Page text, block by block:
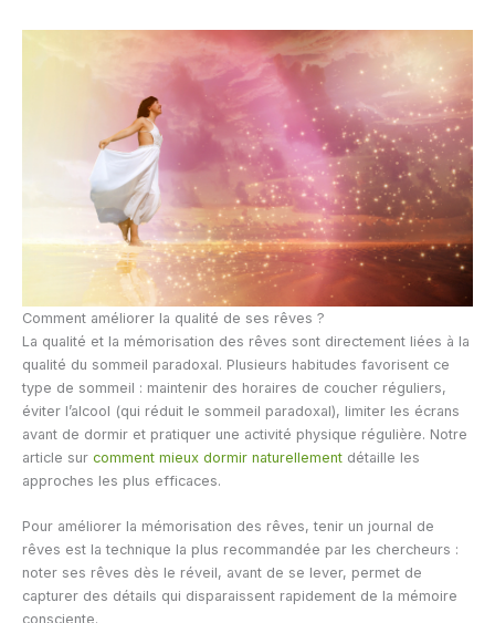
Comment améliorer la qualité de ses rêves ?
La qualité et la mémorisation des rêves sont directement liées à la
qualité du sommeil paradoxal. Plusieurs habitudes favorisent ce
type de sommeil : maintenir des horaires de coucher réguliers,
éviter l’alcool (qui réduit le sommeil paradoxal), limiter les écrans
avant de dormir et pratiquer une activité physique régulière. Notre
article sur comment mieux dormir naturellement détaille les
approches les plus efficaces.
Pour améliorer la mémorisation des rêves, tenir un journal de
rêves est la technique la plus recommandée par les chercheurs :
noter ses rêves dès le réveil, avant de se lever, permet de
capturer des détails qui disparaissent rapidement de la mémoire
consciente.